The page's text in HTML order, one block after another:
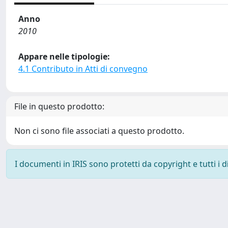
Anno
2010
Appare nelle tipologie:
4.1 Contributo in Atti di convegno
File in questo prodotto:
Non ci sono file associati a questo prodotto.
I documenti in IRIS sono protetti da copyright e tutti i